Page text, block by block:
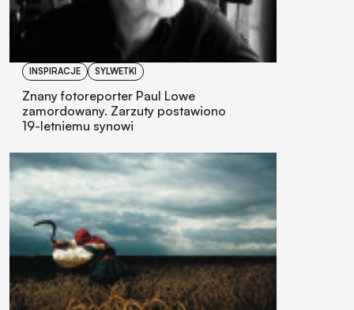
INSPIRACJE SYLWETKI
Znany fotoreporter Paul Lowe
zamordowany. Zarzuty postawiono
19-letniemu synowi